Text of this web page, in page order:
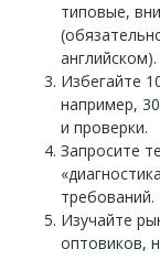
типовые,
английском).
Избегайте
например,
и проверки.
Запросите
требований.
Изучайте
оптовиков,